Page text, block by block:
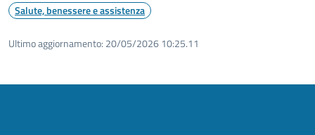
Salute, benessere e assistenza
Ultimo aggiornamento: 20/05/2026 10:25.11